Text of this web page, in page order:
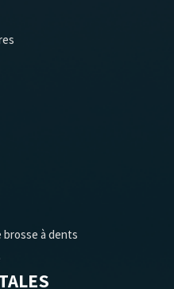
brosse à dents